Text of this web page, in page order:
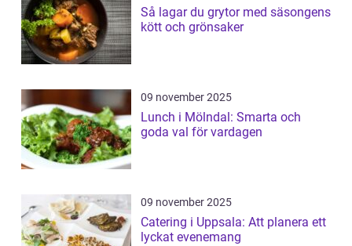
Så lagar du grytor med säsongens
kött och grönsaker
09 november 2025
Lunch i Mölndal: Smarta och
goda val för vardagen
09 november 2025
Catering i Uppsala: Att planera ett
lyckat evenemang